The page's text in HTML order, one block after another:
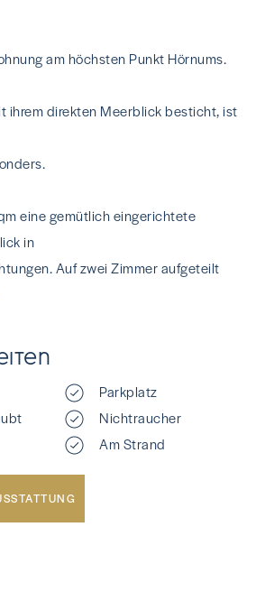
am höchsten Punkt Hörnums.
ihrem direkten Meerblick besticht, ist
eine gemütlich eingerichtete
in
Auf zwei Zimmer aufgeteilt
Parkplatz
Nichtraucher
Am Strand